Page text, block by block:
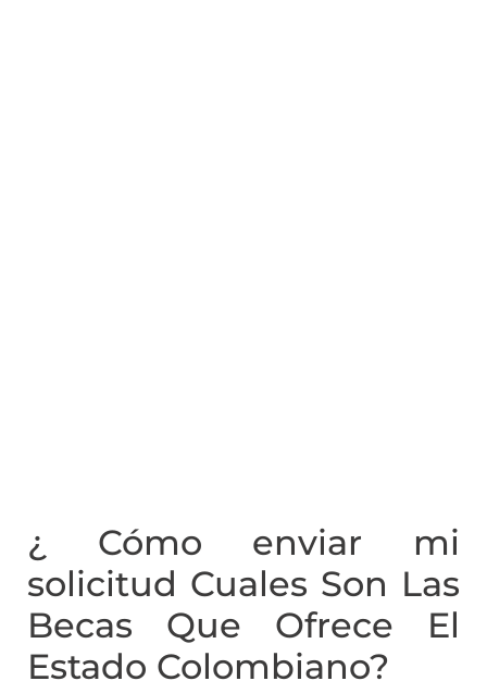
¿ Cómo enviar mi
solicitud Cuales Son Las
Becas Que Ofrece El
Estado Colombiano?